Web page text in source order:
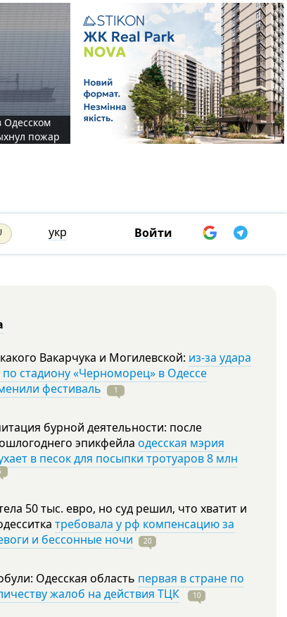
Одесском
пожар
укр Войти
Вакарчука и Могилевской: из-за удара
стадиону «Черноморец» в Одессе
фестиваль
1
бурной деятельности: после
эпикфейла одесская мэрия
в песок для посыпки тротуаров 8 млн
50 тыс. евро, но суд решил, что хватит и
требовала у рф компенсацию за
и бессонные ночи
20
Одесская область первая в стране по
жалоб на действия ТЦК
10